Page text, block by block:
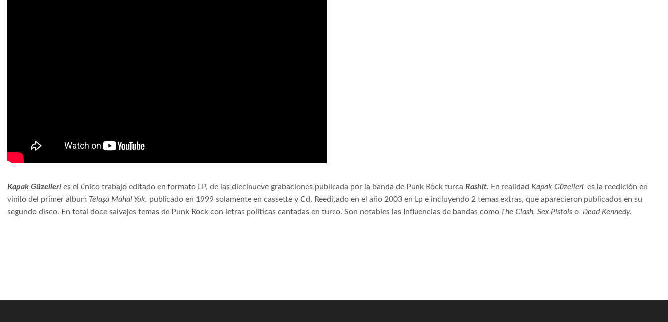
Kapak Güzelleri es el único trabajo editado en formato LP, de las diecinueve grabaciones publicada por la banda de Punk Rock turca Rashit. En realidad Kapak Güzelleri, es la reedición en
vinilo del primer album Telaşa Mahal Yok, publicado en 1999 solamente en cassette y Cd. Reeditado en el año 2003 en Lp e incluyendo 2 temas extras, que aparecieron publicados en su
segundo disco. En total doce salvajes temas de Punk Rock con letras políticas cantadas en turco. Son notables las Influencias de bandas como The Clash, Sex Pistols o Dead Kennedy.